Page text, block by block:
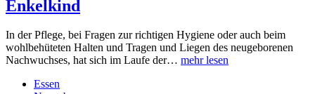
Enkelkind
In der Pflege, bei Fragen zur richtigen Hygiene oder auch beim
wohlbehüteten Halten und Tragen und Liegen des neugeborenen
Nachwuchses, hat sich im Laufe der… mehr lesen
Essen